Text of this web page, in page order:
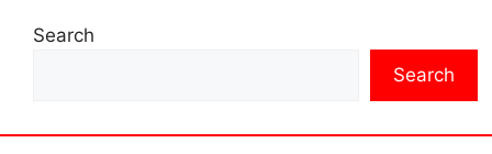
Search
Search